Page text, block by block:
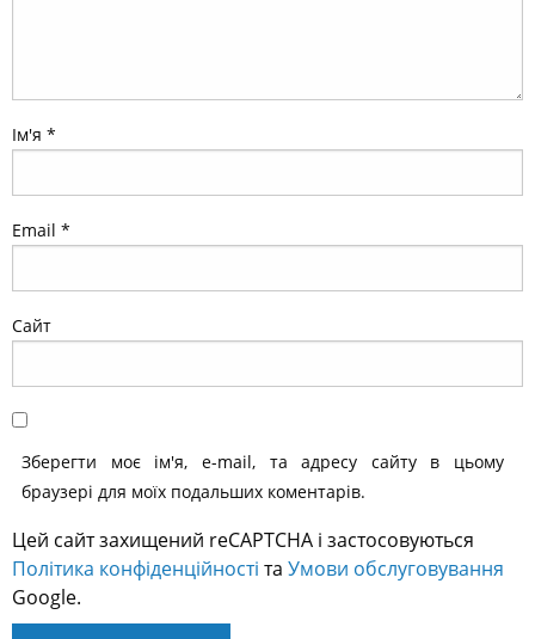
Ім'я *
Email *
Сайт
Зберегти моє ім'я, e-mail, та адресу сайту в цьому
браузері для моїх подальших коментарів.
Цей сайт захищений reCAPTCHA і застосовуються
Політика конфіденційності та Умови обслуговування
Google.